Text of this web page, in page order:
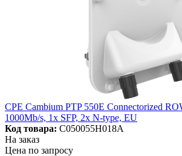
CPE Cambium PTP 550E Connectorized
1000Mb/s, 1x SFP, 2x N-type, EU
Код товара: C050055H018A
На заказ
Цена по запросу